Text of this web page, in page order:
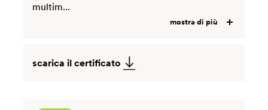
multim...
mostra di più
scarica il certificato